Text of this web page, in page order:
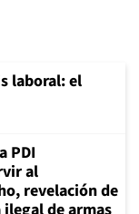
laboral: el
PDI
al
revelación de